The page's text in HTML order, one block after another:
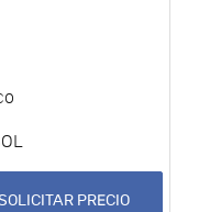
PRECIO